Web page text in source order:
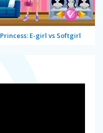
Princess: E-girl vs Softgirl